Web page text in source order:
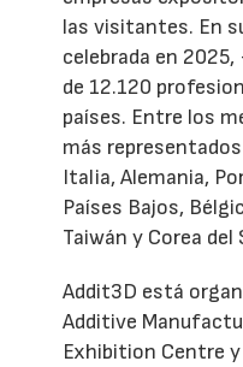
las visitantes. En
celebrada en
de 12.120
países. Entre los
más
Italia, Alemania,
Países Bajos,
Taiwán y Corea del
Addit3D está
Additive
Exhibition Centre